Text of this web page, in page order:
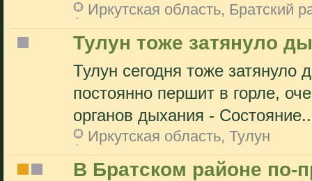
Иркутская область, Братский
Тулун тоже затянуло
Тулун сегодня тоже
постоянно першит в горле,
органов дыхания -
Иркутская область, Тулун
В Братском районе по-